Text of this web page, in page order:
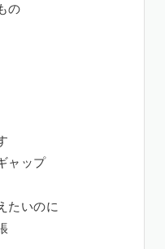
の
ャップ
いのに